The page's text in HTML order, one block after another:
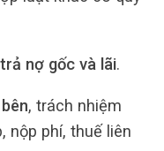
nợ gốc và lãi.
, trách nhiệm
nộp phí, thuế liên